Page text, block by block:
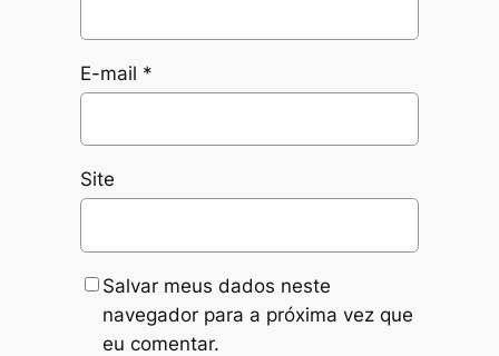
E-mail *
Site
Salvar meus dados neste
navegador para a próxima vez que
eu comentar.